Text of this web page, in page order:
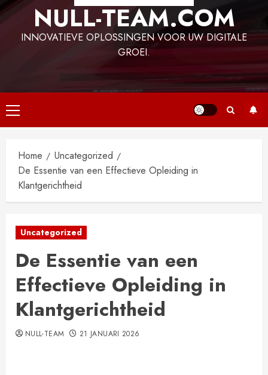
NULL-TEAM.COM
INNOVATIEVE OPLOSSINGEN VOOR UW DIGITALE
GROEI.
Primair
menu
Home
Uncategorized
De Essentie van een Effectieve Opleiding in
Klantgerichtheid
Uncategorized
De Essentie van een
Effectieve Opleiding in
Klantgerichtheid
NULL-TEAM 21 JANUARI 2026